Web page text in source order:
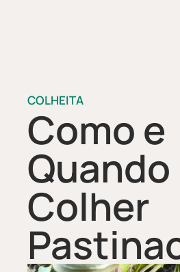
COLHEITA
Como e
Quando
Colher